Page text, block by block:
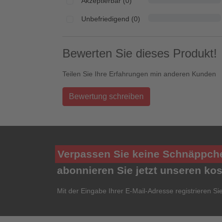
Unbefriedigend (0)
Bewerten Sie dieses Produkt!
Teilen Sie Ihre Erfahrungen min anderen Kunden
Bewertung schreiben
Verpassen Sie keine
abonnieren Sie jetzt unseren
Mit der Eingabe Ihrer E-Mail-Adresse registrieren